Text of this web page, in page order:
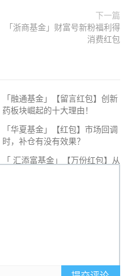
下一篇
「浙商基金」财富号新粉福利得
消费红包
「融通基金」【留言红包】创新
药板块崛起的十大理由！
「华夏基金」【红包】市场回调
时，补仓有没有效果？
「 汇添富基金」【万份红包】从